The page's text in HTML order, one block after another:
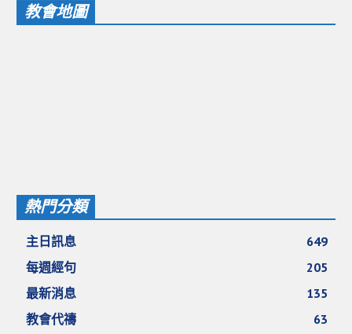
教會地圖
熱門分類
主日訊息
649
每週經句
205
最新消息
135
教會代禱
63